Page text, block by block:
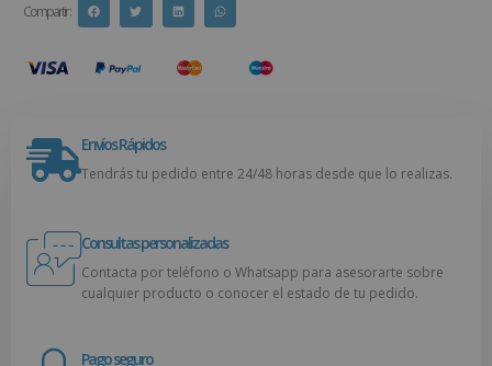
Compartir :
Envíos Rápidos
Tendrás tu pedido entre 24/48 horas desde que lo realizas.
Consultas personalizadas
Contacta por teléfono o Whatsapp para asesorarte sobre
cualquier producto o conocer el estado de tu pedido.
Pago seguro